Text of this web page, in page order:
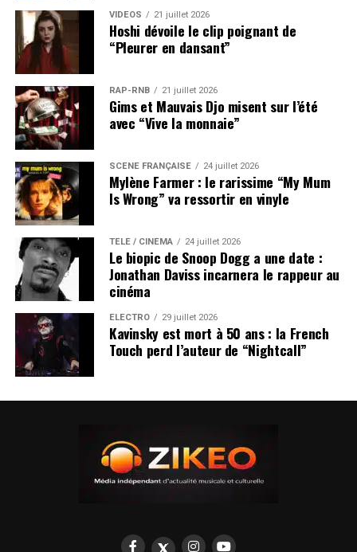
VIDEOS 21 juillet 2026
Hoshi dévoile le clip poignant de
“Pleurer en dansant”
RAP-RNB 21 juillet 2026
Gims et Mauvais Djo misent sur l’été
avec “Vive la monnaie”
SCÈNE FRANÇAISE 24 juillet 2026
Mylène Farmer : le rarissime “My Mum
Is Wrong” va ressortir en vinyle
TÉLÉ / CINÉMA 24 juillet 2026
Le biopic de Snoop Dogg a une date :
Jonathan Daviss incarnera le rappeur au
cinéma
ÉLECTRO 29 juillet 2026
Kavinsky est mort à 50 ans : la French
Touch perd l’auteur de “Nightcall”